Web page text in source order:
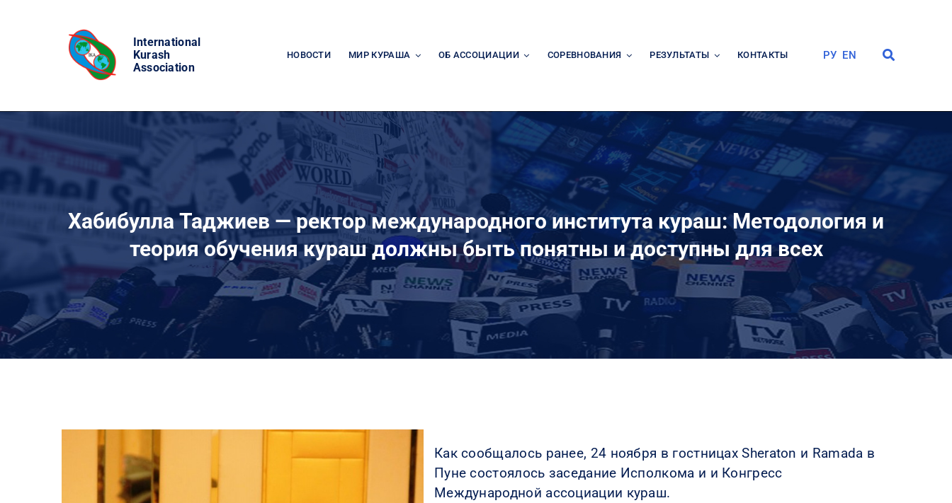
International
Kurash
Association
НОВОСТИ МИР КУРАША ОБ АССОЦИАЦИИ СОРЕВНОВАНИЯ РЕЗУЛЬТАТЫ КОНТАКТЫ РУ EN
Хабибулла Таджиев — ректор международного института кураш: Методология и
теория обучения кураш должны быть понятны и доступны для всех
Как сообщалось ранее, 24 ноября в гостницах Sheraton и Ramada в
Пуне состоялось заседание Исполкома и и Конгресс
Международной ассоциации кураш.